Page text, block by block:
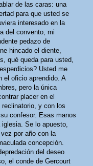
de las caras: una
para que usted se
interesado en la
del convento, mi
pedazo de
hincado el diente,
qué queda para usted,
Usted me
el oficio aprendido. A
pero la única
placer en el
y con los
confesor. Esas manos
Se lo apuesto,
por año con la
concepción.
del deseo
el conde de Gercourt